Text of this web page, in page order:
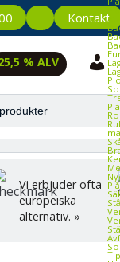
Kontakt
% ALV
Vi erbjuder ofta
europeiska
alternativ. »